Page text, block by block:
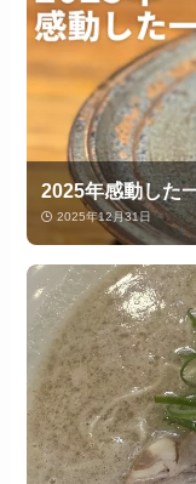
2025年感動した
2025年12月31日